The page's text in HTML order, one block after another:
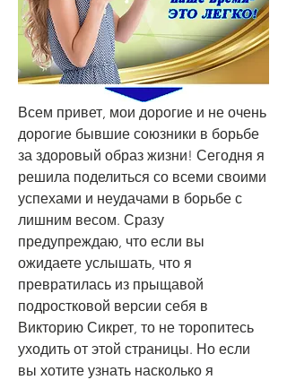
Всем привет, мои дорогие и не очень
дорогие бывшие союзники в борьбе
за здоровый образ жизни! Сегодня я
решила поделиться со всеми своими
успехами и неудачами в борьбе с
лишним весом. Сразу
предупреждаю, что если вы
ожидаете услышать, что я
превратилась из прыщавой
подростковой версии себя в
Викторию Сикрет, то не торопитесь
уходить от этой страницы. Но если
вы хотите узнать насколько я